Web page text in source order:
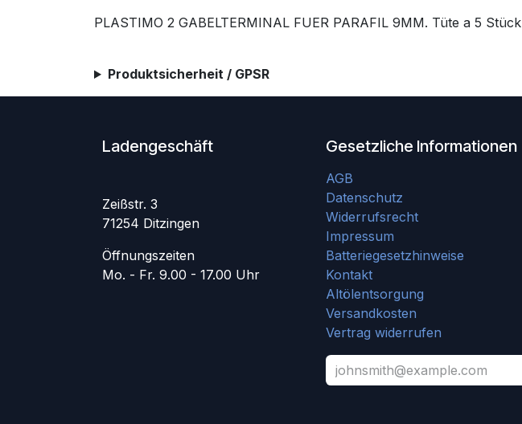
PLASTIMO 2 GABELTERMINAL FUER PARAFIL 9MM. Tüte a 5 Stück
Produktsicherheit / GPSR
Ladengeschäft
Zeißstr. 3
71254 Ditzingen
Öffnungszeiten
Mo. - Fr. 9.00 - 17.00 Uhr
Gesetzliche Informationen
AGB
Datenschutz
Widerrufsrecht
Impressum
Batteriegesetzhinweise
Kontakt
Altölentsorgung
Versandkosten
Vertrag widerrufen